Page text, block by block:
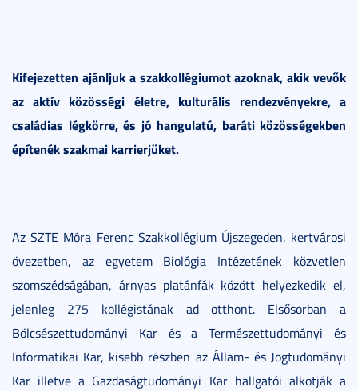
Kifejezetten ajánljuk a szakkollégiumot azoknak, akik vevők
az aktív közösségi életre, kulturális rendezvényekre, a
családias légkörre, és jó hangulatú, baráti közösségekben
építenék szakmai karrierjüket.
Az SZTE Móra Ferenc Szakkollégium Újszegeden, kertvárosi
övezetben, az egyetem Biológia Intézetének közvetlen
szomszédságában, árnyas platánfák között helyezkedik el,
jelenleg 275 kollégistának ad otthont. Elsősorban a
Bölcsészettudományi Kar és a Természettudományi és
Informatikai Kar, kisebb részben az Állam- és Jogtudományi
Kar illetve a Gazdaságtudományi Kar hallgatói alkotják a